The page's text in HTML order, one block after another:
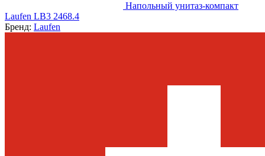
Напольный унитаз-компакт
Laufen LB3 2468.4
Бренд: Laufen